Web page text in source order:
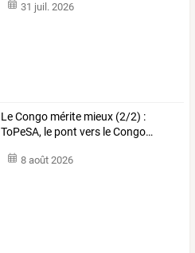
31 juil. 2026
LeCongo mérite mieux (2/2) :
ToPeSA, le pont vers leCongo…
8 août 2026